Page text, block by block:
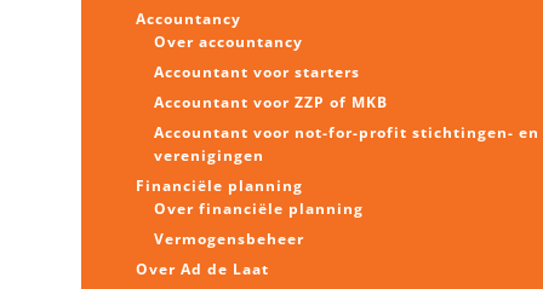
Accountancy
Over accountancy
Accountant voor starters
Accountant voor ZZP of MKB
Accountant voor not-for-profit stichtingen- en
verenigingen
Financiële planning
Over financiële planning
Vermogensbeheer
Over Ad de Laat